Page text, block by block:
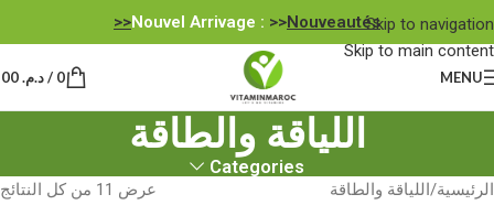
Skip to navigation
Skip to main content
Nouvel Arrivage : >>Nouveautés<<
MENU
0
/د.م.
اللياقة والطاقة
Categories
الرئيسية اللياقة والطاقة عرض ⁦11⁩ من كل النتائج